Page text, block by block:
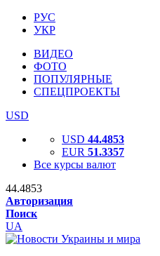
РУС
УКР
ВИДЕО
ФОТО
ПОПУЛЯРНЫЕ
СПЕЦПРОЕКТЫ
USD
USD 44.4853
EUR 51.3357
Все курсы валют
44.4853
Авторизация
Поиск
UA